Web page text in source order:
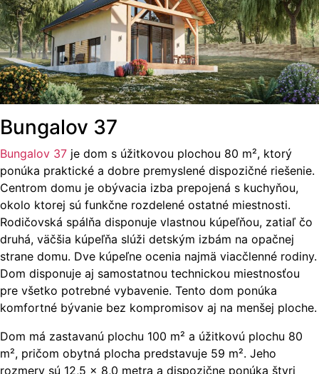
Bungalov 37
Bungalov 37 je dom s úžitkovou plochou 80 m², ktorý
ponúka praktické a dobre premyslené dispozičné riešenie.
Centrom domu je obývacia izba prepojená s kuchyňou,
okolo ktorej sú funkčne rozdelené ostatné miestnosti.
Rodičovská spálňa disponuje vlastnou kúpeľňou, zatiaľ čo
druhá, väčšia kúpeľňa slúži detským izbám na opačnej
strane domu. Dve kúpeľne ocenia najmä viacčlenné rodiny.
Dom disponuje aj samostatnou technickou miestnosťou
pre všetko potrebné vybavenie. Tento dom ponúka
komfortné bývanie bez kompromisov aj na menšej ploche.
Dom má zastavanú plochu 100 m² a úžitkovú plochu 80
m², pričom obytná plocha predstavuje 59 m². Jeho
rozmery sú 12,5 × 8,0 metra a dispozične ponúka štyri